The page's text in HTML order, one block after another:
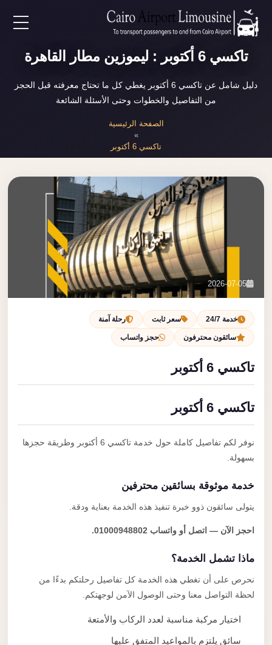
خدمات المطار
نحن
بنا
احجز الآن
تاكسي 6 أكتوبر : ليموزين مطار القاهرة
دليل شامل عن تاكسي 6 أكتوبر يغطي كل ما تحتاج معرفته قبل الحجز
من التفاصيل والخطوات وحتى الأسئلة الشائعة
الصفحة الرئيسية
تاكسي 6 أكتوبر
2026-07-05
خدمة 24/7 سعر ثابت رحلة آمنة
سائقون محترفون حجز واتساب
تاكسي 6 أكتوبر
تاكسي 6 أكتوبر
نوفر لكم تفاصيل كاملة حول خدمة تاكسي 6 أكتوبر وطريقة حجزها
بسهولة.
خدمة موثوقة بسائقين محترفين
يتولى سائقون ذوو خبرة تنفيذ هذه الخدمة بعناية ودقة.
احجز الآن — اتصل أو واتساب 01000948802.
ماذا تشمل الخدمة؟
نحرص على أن تغطي هذه الخدمة كل تفاصيل رحلتكم بدءًا من
لحظة التواصل معنا وحتى الوصول الآمن لوجهتكم.
اختيار مركبة مناسبة لعدد الركاب والأمتعة
سائق يلتزم بالمواعيد المتفق عليها